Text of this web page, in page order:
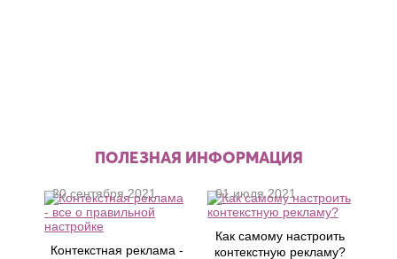
ПОЛЕЗНАЯ ИНФОРМАЦИЯ
Контекстная реклама -
20 сентября 2021
Как самому настроить
контекстную рекламу?
01 июля 2021